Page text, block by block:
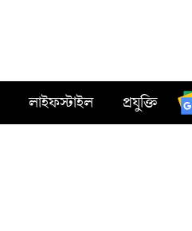
লাইফস্টাইল প্রযুক্তি